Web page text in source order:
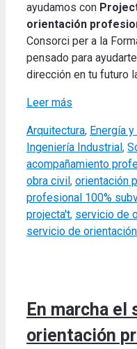
ayudamos con
orientación
Consorci per a la
pensado para
dirección en tu futuro
Leer más
Categories
Arquitectura, Energía
Ingeniería Industrial ,
acompañamiento
obra civil , orientación
profesional 100%
projecta't, servicio de
servicio de
En marcha el
orientación